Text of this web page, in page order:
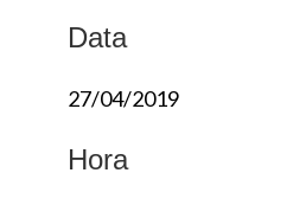
Data
27/04/2019
Hora